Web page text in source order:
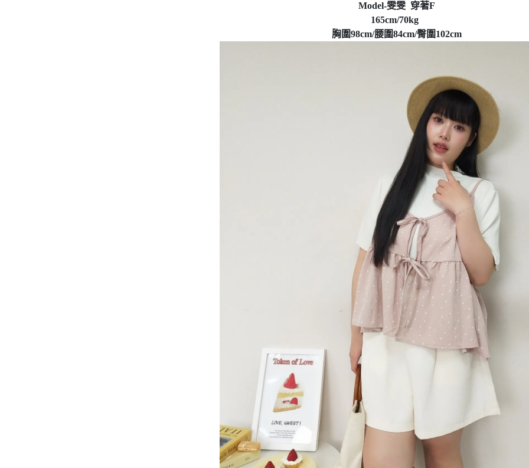
Model-雯雯 穿著F
165cm/70kg
胸圍98cm/腰圍84cm/臀圍102cm